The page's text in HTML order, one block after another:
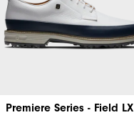
Premiere Series - Field LX